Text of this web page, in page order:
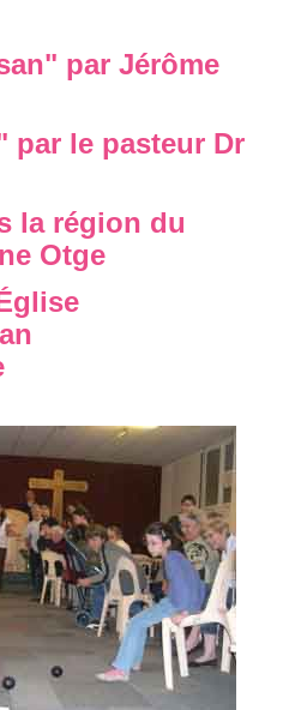
par Jérôme
par le pasteur Dr
la région du
Otge